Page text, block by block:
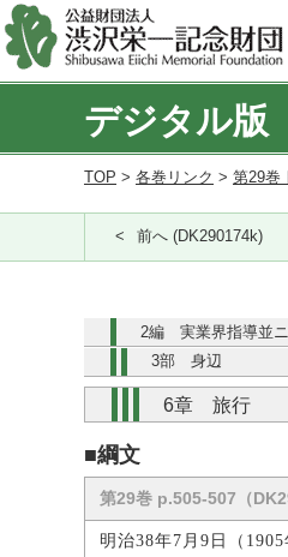
デジタル版
TOP > 各巻リンク > 第29巻
前へ (DK290174k)
2編 実業界指導並
3部 身辺
6章 旅行
■綱文
第29巻 p.505-507（
明治38年7月9日（1905